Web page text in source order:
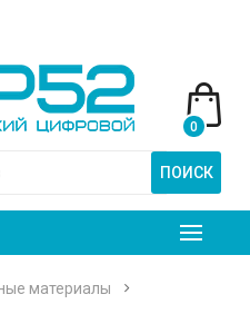
ПОИСК
0
материалы